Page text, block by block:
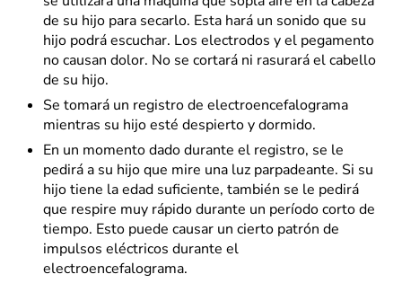
de su hijo para secarlo. Esta hará un sonido que su
hijo podrá escuchar. Los electrodos y el pegamento
no causan dolor. No se cortará ni rasurará el cabello
de su hijo.
Se tomará un registro de electroencefalograma
mientras su hijo esté despierto y dormido.
En un momento dado durante el registro, se le
pedirá a su hijo que mire una luz parpadeante. Si su
hijo tiene la edad suficiente, también se le pedirá
que respire muy rápido durante un período corto de
tiempo. Esto puede causar un cierto patrón de
impulsos eléctricos durante el
electroencefalograma.